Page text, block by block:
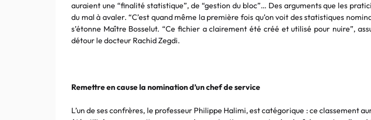
auraient une “finalité statistique”, de “gestion du bloc”… Des arguments que les
du mal à avaler. “C’est quand même la première fois qu’on voit des statistiques
s’étonne Maître Bosselut. “Ce fichier a clairement été créé et utilisé pour nuire”,
détour le docteur Rachid Zegdi.
Remettre en cause la nomination d’un chef de service
L’un de ses confrères, le professeur Philippe Halimi, est catégorique : ce classement